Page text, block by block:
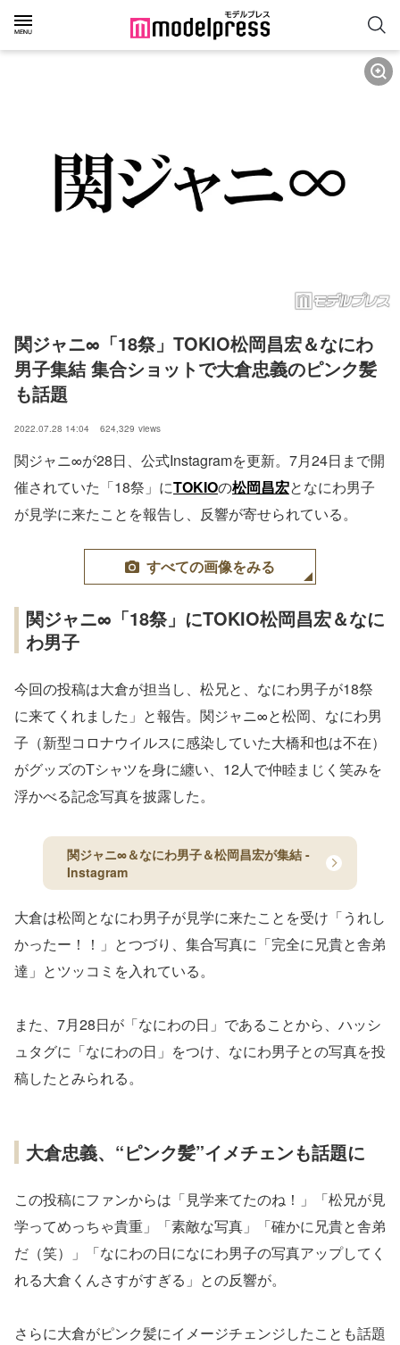
関ジャニ∞「18祭」TOKIO松岡昌宏＆なにわ
男子集結 集合ショットで大倉忠義のピンク髪
も話題
2022.07.28 14:04 624,329 views
関ジャニ∞が28日、公式Instagramを更新。7月24日まで開
催されていた「18祭」にTOKIOの松岡昌宏となにわ男子
が見学に来たことを報告し、反響が寄せられている。
すべての画像をみる
関ジャニ∞「18祭」にTOKIO松岡昌宏＆なに
わ男子
今回の投稿は大倉が担当し、松兄と、なにわ男子が18祭
に来てくれました」と報告。関ジャニ∞と松岡、なにわ男
子（新型コロナウイルスに感染していた大橋和也は不在）
がグッズのTシャツを身に纏い、12人で仲睦まじく笑みを
浮かべる記念写真を披露した。
関ジャニ∞＆なにわ男子＆松岡昌宏が集結 -
Instagram
大倉は松岡となにわ男子が見学に来たことを受け「うれし
かったー！！」とつづり、集合写真に「完全に兄貴と舎弟
達」とツッコミを入れている。
また、7月28日が「なにわの日」であることから、ハッシ
ュタグに「なにわの日」をつけ、なにわ男子との写真を投
稿したとみられる。
大倉忠義、“ピンク髪”イメチェンも話題に
この投稿にファンからは「見学来てたのね！」「松兄が見
学ってめっちゃ貴重」「素敵な写真」「確かに兄貴と舎弟
だ（笑）」「なにわの日になにわ男子の写真アップしてく
れる大倉くんさすがすぎる」との反響が。
さらに大倉がピンク髪にイメージチェンジしたことも話題